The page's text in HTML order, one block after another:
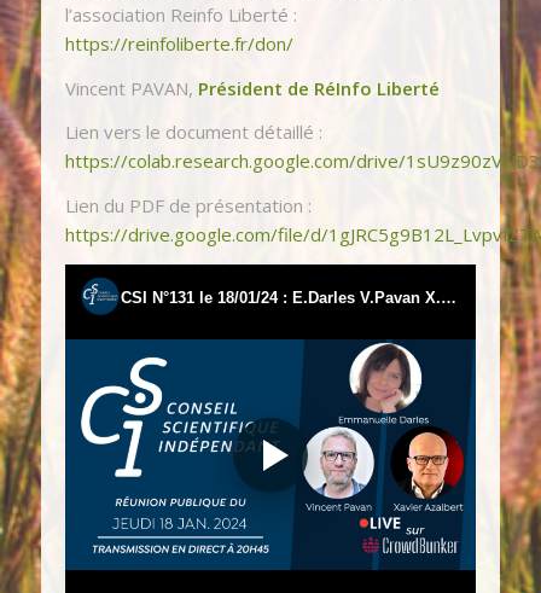
l’association Reinfo Liberté :
https://reinfoliberte.fr/don/
Vincent PAVAN, Président de RéInfo Liberté
Lien vers le document détaillé :
https://colab.research.google.com/drive/
Lien du PDF de présentation :
https://drive.google.com/file/d/